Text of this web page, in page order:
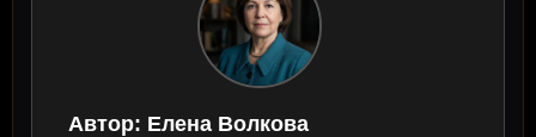
Автор: Елена Волкова